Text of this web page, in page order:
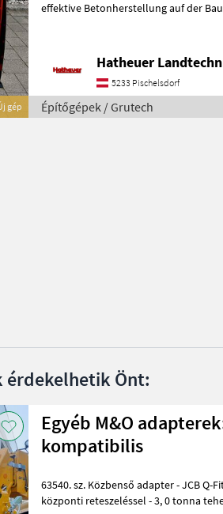
gép
effektive Betonherstellung auf der
Hatheuer
5233 Pischelsdorf
Építőgépek / Grutech
érdekelhetik Önt:
Egyéb M&O
kompatibilis
63540. sz. Közbenső adapter - JCB Q-Fit-ről EURO-csatlakozóra -
központi reteszeléssel - 3, 0 tonna teherbírással VFG – használt A